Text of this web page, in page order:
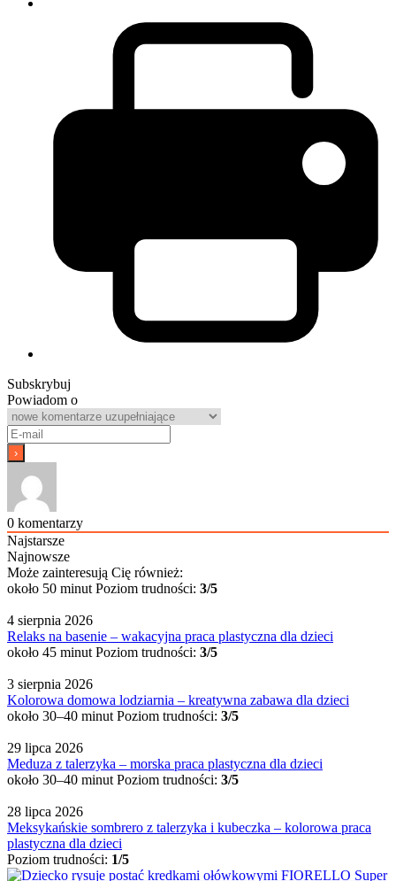
Subskrybuj
Powiadom o
0 komentarzy
Najstarsze
Najnowsze
Może zainteresują Cię również:
około 50 minut Poziom trudności: 3/5
4 sierpnia 2026
Relaks na basenie – wakacyjna praca plastyczna dla dzieci
około 45 minut Poziom trudności: 3/5
3 sierpnia 2026
Kolorowa domowa lodziarnia – kreatywna zabawa dla dzieci
około 30–40 minut Poziom trudności: 3/5
29 lipca 2026
Meduza z talerzyka – morska praca plastyczna dla dzieci
około 30–40 minut Poziom trudności: 3/5
28 lipca 2026
Meksykańskie sombrero z talerzyka i kubeczka – kolorowa praca
plastyczna dla dzieci
Poziom trudności: 1/5